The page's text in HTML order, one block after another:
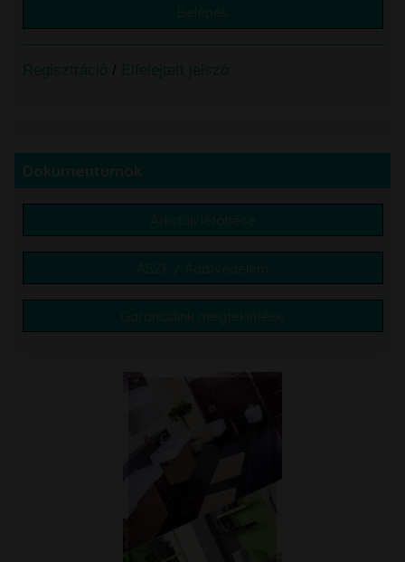
Regisztráció / Elfelejtett jelszó
Dokumentumok
Árlisták letöltése
ÁSZF / Adatvédelem
Garanciáink megtekintése